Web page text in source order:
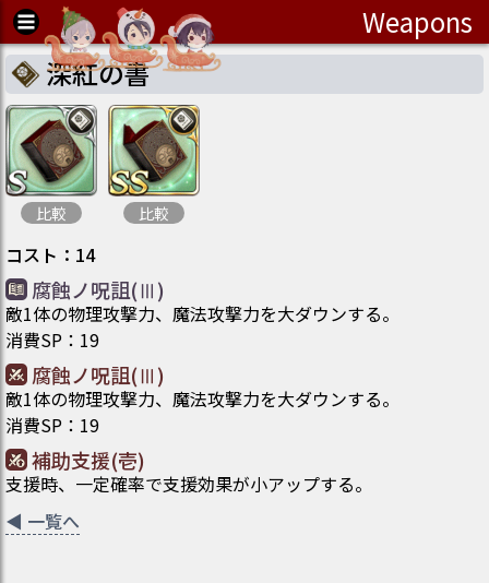
Weapons
深紅の書
比較 比較
コスト ： 14
腐蝕ノ呪詛(Ⅲ)
敵1体の物理攻撃力、魔法攻撃力を大ダウンする。
消費SP ： 19
腐蝕ノ呪詛(Ⅲ)
敵1体の物理攻撃力、魔法攻撃力を大ダウンする。
消費SP ： 19
補助支援(壱)
支援時、一定確率で支援効果が小アップする。
◀ 一覧へ